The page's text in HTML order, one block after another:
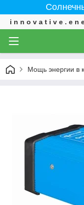
i n n o v a t i v e . e n
Мощь энергии в